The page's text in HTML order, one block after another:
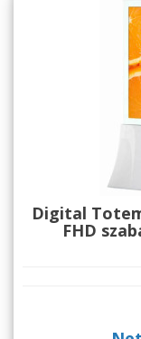
Digital
FHD